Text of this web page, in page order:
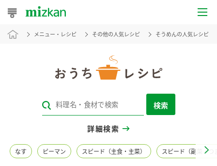
おうちレシピ
レシピカテゴリ一覧
レシピ名特集
メニュー・レシピ その他の人気レシピ そうめんの人気レシピ
検索
詳細検索
なす ピーマン スピード（主食・主菜） スピード（副菜・つ